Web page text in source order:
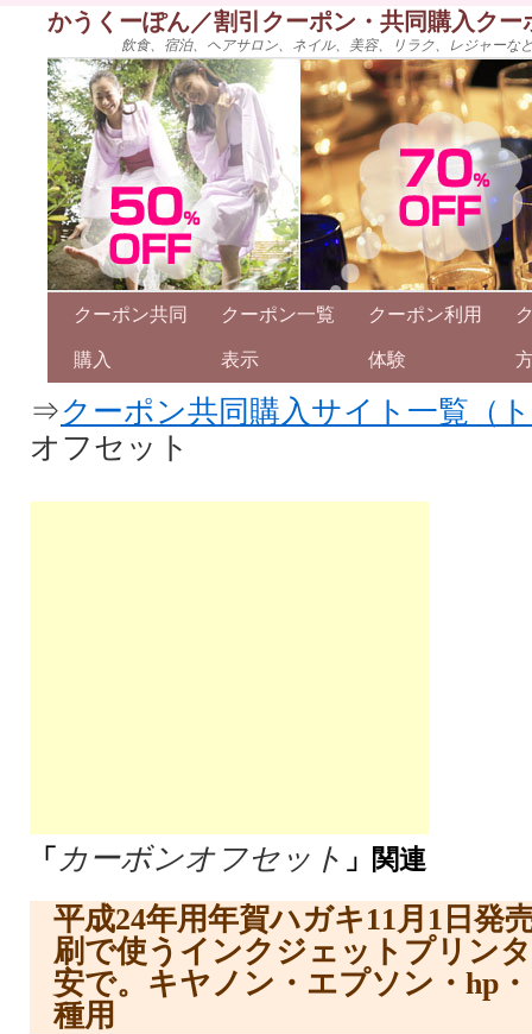
かうくーぽん／割引クーポン・共同購入ク
飲食、宿泊、ヘアサロン、ネイル、美容、リラク、レジャー
クーポン共同
購入
クーポン一覧
表示
クーポン利用
体験
⇒クーポン共同購入サイト一覧（
オフセット
「 カーボンオフセット 」関連
平成24年用年賀ハガキ11月1日発
刷で使うインクジェットプリン
安で。キヤノン・エプソン・hp
種用